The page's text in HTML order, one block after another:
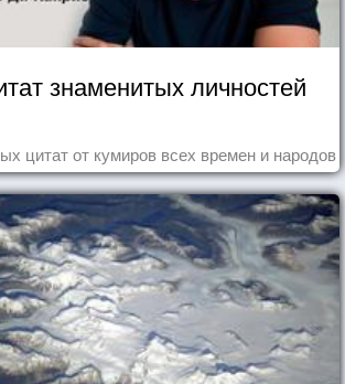
знаменитых личностей
цитат от кумиров всех времен и народов